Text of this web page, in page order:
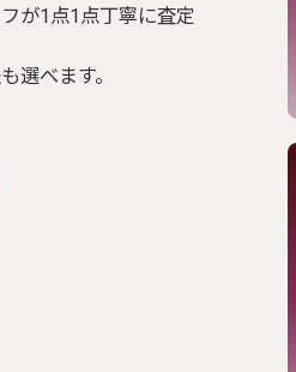
が1点1点丁寧に査定
選べます。